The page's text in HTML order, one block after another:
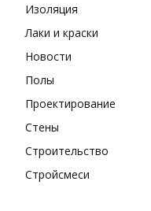
Изоляция
Лаки и краски
Новости
Полы
Проектирование
Стены
Строительство
Стройсмеси